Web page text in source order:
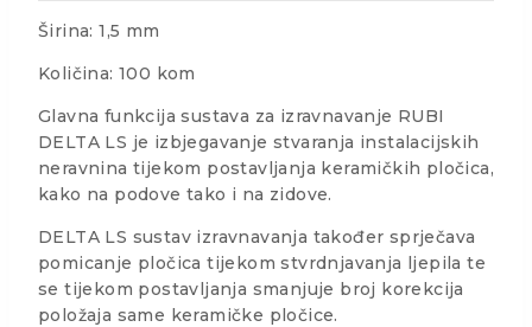
Širina: 1,5 mm
Količina: 100 kom
Glavna funkcija sustava za izravnavanje RUBI
DELTA LS je izbjegavanje stvaranja instalacijskih
neravnina tijekom postavljanja keramičkih pločica,
kako na podove tako i na zidove.
DELTA LS sustav izravnavanja također sprječava
pomicanje pločica tijekom stvrdnjavanja ljepila te
se tijekom postavljanja smanjuje broj korekcija
položaja same keramičke pločice.